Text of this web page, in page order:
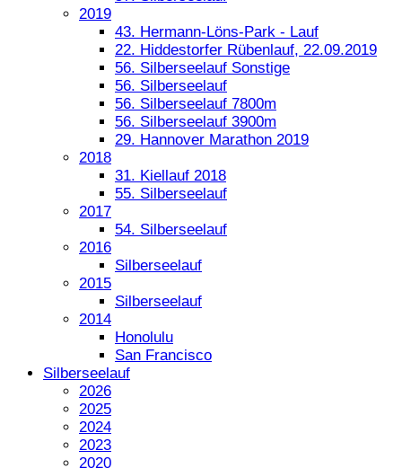
2019
43. Hermann-Löns-Park - Lauf
22. Hiddestorfer Rübenlauf, 22.09.2019
56. Silberseelauf Sonstige
56. Silberseelauf
56. Silberseelauf 7800m
56. Silberseelauf 3900m
29. Hannover Marathon 2019
2018
31. Kiellauf 2018
55. Silberseelauf
2017
54. Silberseelauf
2016
Silberseelauf
2015
Silberseelauf
2014
Honolulu
San Francisco
Silberseelauf
2026
2025
2024
2023
2020